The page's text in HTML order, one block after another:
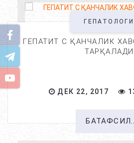
ГЕПАТИТ С ҚАНЧАЛИК
ДЕК 22, 2017